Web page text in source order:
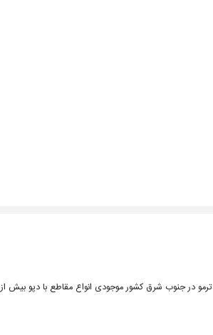
ترمو در جنوب شرق کشور موجودی انواع مقاطع با دپو بیش از 2000 متر مربع در انبار کرمان